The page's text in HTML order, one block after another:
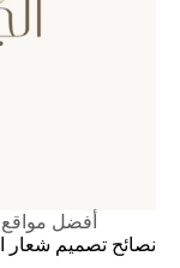
أفضل
نصائح تصميم شعار